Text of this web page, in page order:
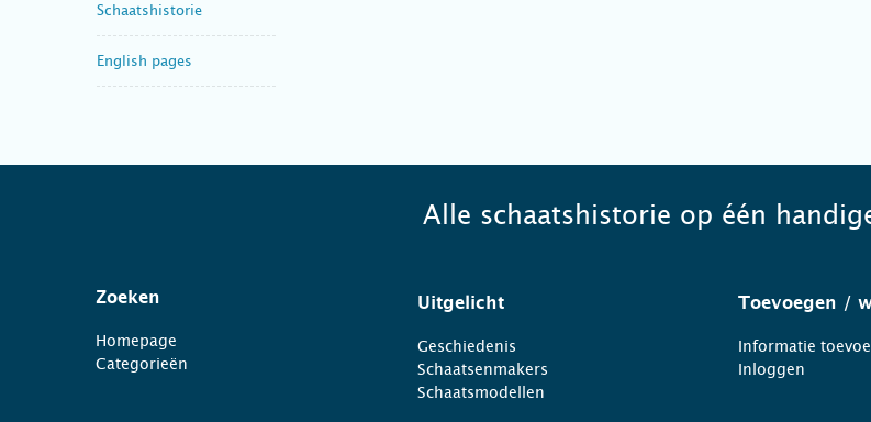
Schaatshistorie
English pages
Alle schaatshistorie op één
Zoeken
Homepage
Categorieën
Uitgelicht
Geschiedenis
Schaatsenmakers
Schaatsmodellen
Toevoegen /
Informatie
Inloggen